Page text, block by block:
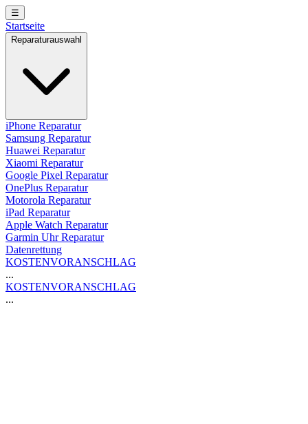
☰
Startseite
Reparaturauswahl
iPhone Reparatur
Samsung Reparatur
Huawei Reparatur
Xiaomi Reparatur
Google Pixel Reparatur
OnePlus Reparatur
Motorola Reparatur
iPad Reparatur
Apple Watch Reparatur
Garmin Uhr Reparatur
Datenrettung
KOSTENVORANSCHLAG
...
KOSTENVORANSCHLAG
...